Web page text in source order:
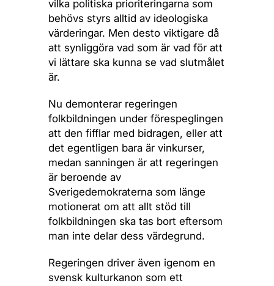
vilka politiska prioriteringarna som
behövs styrs alltid av ideologiska
värderingar. Men desto viktigare då
att synliggöra vad som är vad för att
vi lättare ska kunna se vad slutmålet
är.
Nu demonterar regeringen
folkbildningen under förespeglingen
att den fifflar med bidragen, eller att
det egentligen bara är vinkurser,
medan sanningen är att regeringen
är beroende av
Sverigedemokraterna som länge
motionerat om att allt stöd till
folkbildningen ska tas bort eftersom
man inte delar dess värdegrund.
Regeringen driver även igenom en
svensk kulturkanon som ett